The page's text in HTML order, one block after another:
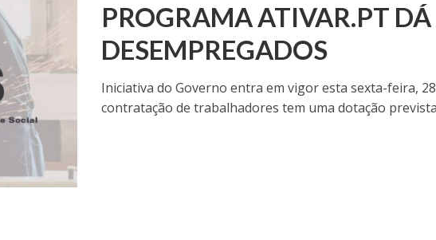
PROGRAMA ATIVAR.PT DÁ
DESEMPREGADOS
Iniciativa do Governo entra em vigor esta sexta-feira,
contratação de trabalhadores tem uma dotação prevista